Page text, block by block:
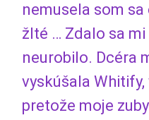
nemusela som
žlté … Zdalo sa
neurobilo. Dcéra
vyskúšala
pretože moje